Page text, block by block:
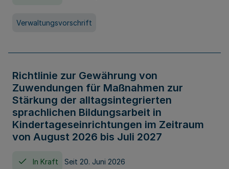
Verwaltungsvorschrift
Richtlinie zur Gewährung von
Zuwendungen für Maßnahmen zur
Stärkung der alltagsintegrierten
sprachlichen Bildungsarbeit in
Kindertageseinrichtungen im Zeitraum
von August 2026 bis Juli 2027
In Kraft Seit 20. Juni 2026